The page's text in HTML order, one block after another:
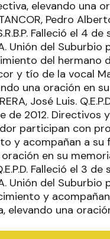
elevando una
Pedro
Falleció el 4
Unión del
del hermano
y tío de la vocal
una oración en su
José Luis.
de 2012. Directivos
participan con
y acompañan a su
en su
Falleció el 3
Unión del
y
elevando una